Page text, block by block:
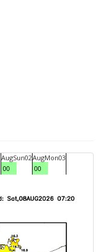
AugSun02
00
AugMon03
00